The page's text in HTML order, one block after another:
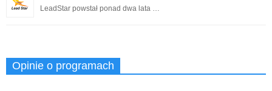
LeadStar powstał ponad dwa lata …
Opinie o programach